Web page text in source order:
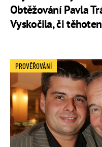
Obtěžování Pavla
Vyskočila, či
PROVĚŘOVÁNÍ